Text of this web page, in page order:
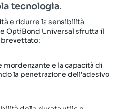
tecnologia.
e ridurre la sensibilità
OptiBond Universal sfrutta il
brevettato:
mordenzante e la capacità di
la penetrazione dell’adesivo